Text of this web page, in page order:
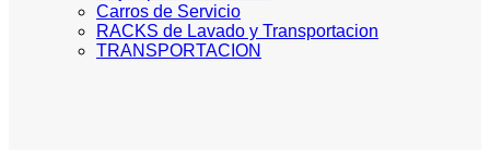
Carros de Servicio
RACKS de Lavado y Transportacion
TRANSPORTACION